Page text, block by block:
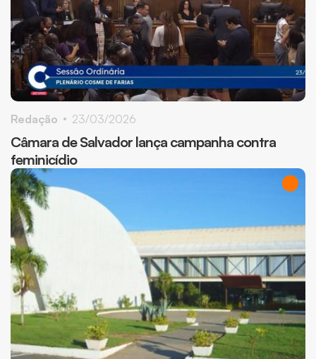
Câmara de Salvador lança campanha contra
feminicídio
Redação 23/03/2026